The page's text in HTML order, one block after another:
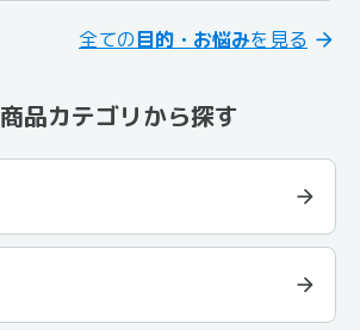
全ての目的・お悩みを見る
商品カテゴリから探す